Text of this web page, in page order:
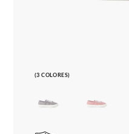
(3 COLORES)